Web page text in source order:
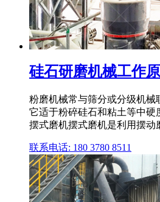
硅石研磨机械工作
粉磨机械常与筛分或分级机械
它适于粉碎硅石和粘土等中硬
摆式磨机摆式磨机是利用摆动
联系电话: 180 3780 8511